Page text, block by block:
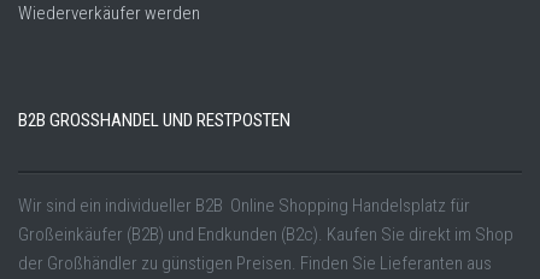
Wiederverkäufer werden
B2B GROSSHANDEL UND RESTPOSTEN
Wir sind ein individueller B2B Online Shopping Handelsplatz für
Großeinkäufer (B2B) und Endkunden (B2c). Kaufen Sie direkt im Shop
der Großhändler zu günstigen Preisen. Finden Sie Lieferanten aus